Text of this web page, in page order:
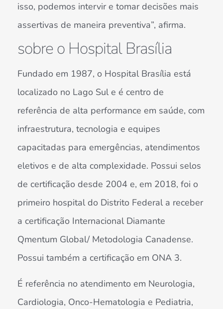
isso, podemos intervir e tomar decisões mais
assertivas de maneira preventiva”, afirma.
sobre o Hospital Brasília
Fundado em 1987, o Hospital Brasília está
localizado no Lago Sul e é centro de
referência de alta performance em saúde, com
infraestrutura, tecnologia e equipes
capacitadas para emergências, atendimentos
eletivos e de alta complexidade. Possui selos
de certificação desde 2004 e, em 2018, foi o
primeiro hospital do Distrito Federal a receber
a certificação Internacional Diamante
Qmentum Global/ Metodologia Canadense.
Possui também a certificação em ONA 3.
É referência no atendimento em Neurologia,
Cardiologia, Onco-Hematologia e Pediatria,